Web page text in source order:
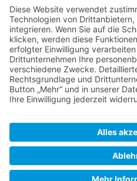
Weblinks
Zuletzt bearbeitet vor 4
Autoren:Erik,Hbachmann,
Sailing
SkipperGuide